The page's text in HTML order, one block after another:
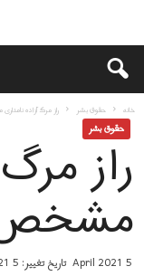
خانه حقوق بشر راز مرگ آزاده
حقوق بشر
راز
5 April 2021 تاریخ تغییر: 5 April 2021